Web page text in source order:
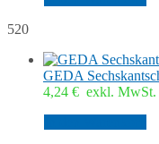
520
GEDA
4,24 € exkl. MwSt.